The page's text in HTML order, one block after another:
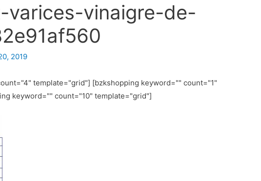
varices-vinaigre-de-
2019
template="grid"] [bzkshopping keyword="" count="1"
keyword="" count="10" template="grid"]